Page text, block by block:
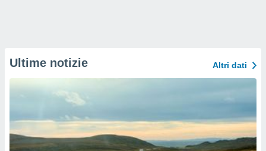
Ultime notizie Altri dati